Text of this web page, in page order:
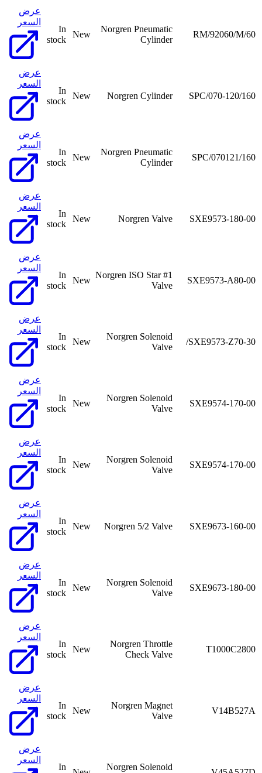
RM/92060/M/60
Norgren Pneumatic
Cylinder
New
In
stock
عرض
السعر
SPC/070-120/160
Norgren Cylinder
New
In
stock
عرض
السعر
SPC/070121/160
Norgren Pneumatic
Cylinder
New
In
stock
عرض
السعر
SXE9573-180-00
Norgren Valve
New
In
stock
عرض
السعر
SXE9573-A80-00
Norgren ISO Star #1
Valve
New
In
stock
عرض
السعر
SXE9573-Z70-30/
Norgren Solenoid
Valve
New
In
stock
عرض
السعر
SXE9574-170-00
Norgren Solenoid
Valve
New
In
stock
عرض
السعر
SXE9574-170-00
Norgren Solenoid
Valve
New
In
stock
عرض
السعر
SXE9673-160-00
Norgren 5/2 Valve
New
In
stock
عرض
السعر
SXE9673-180-00
Norgren Solenoid
Valve
New
In
stock
عرض
السعر
T1000C2800
Norgren Throttle
Check Valve
New
In
stock
عرض
السعر
V14B527A
Norgren Magnet
Valve
New
In
stock
عرض
السعر
Norgren Solenoid
In
عرض
السعر